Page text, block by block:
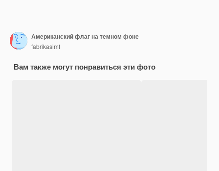
Американский флаг на темном фоне
fabrikasimf
Вам также могут понравиться эти фото